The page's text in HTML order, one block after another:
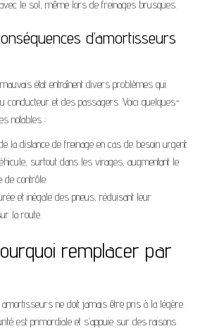
le sol, même lors de freinages brusques.
d’amortisseurs
état entraînent divers problèmes qui
conducteur et des passagers. Voici quelques-
notables :
la distance de freinage en cas de besoin urgent.
surtout dans les virages, augmentant le
contrôle.
et inégale des pneus, réduisant leur
la route.
remplacer par
ne doit jamais être pris à la légère.
est primordiale et s’appuie sur des raisons